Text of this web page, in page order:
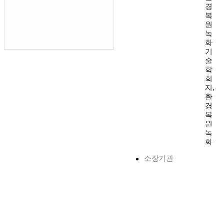
경
복
원
녹
화
기
술
학
회
지,
환
경
복
원
녹
화
소장기관